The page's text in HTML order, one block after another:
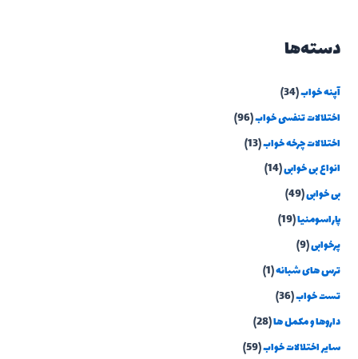
دسته‌ها
آپنه خواب(34)
اختلالات تنفسی خواب(96)
اختلالات چرخه خواب(13)
انواع بی خوابی(14)
بی خوابی(49)
پاراسومنیا(19)
پرخوابی(9)
ترس های شبانه(1)
تست خواب(36)
داروها و مکمل ها(28)
سایر اختلالات خواب(59)